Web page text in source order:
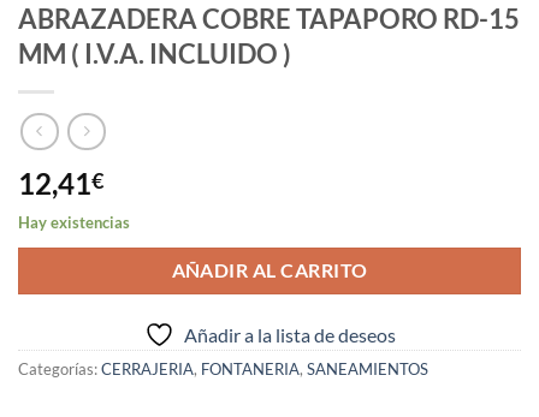
lista
ABRAZADERA COBRE TAPAPORO RD-15
MM ( I.V.A. INCLUIDO )
12,41€
Hay existencias
AÑADIR AL CARRITO
Añadir a la lista de deseos
Categorías:CERRAJERIA, FONTANERIA, SANEAMIENTOS